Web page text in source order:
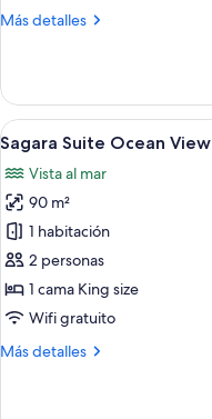
View
Más detalles
Más
Deluxe
Suite
Ocean
View
Ver
todas
las
fotos
de
Sagara
Suite
Ocean
6
Sagara Suite Ocean View
Vista al mar
90 m²
1 habitación
2 personas
1 cama King size
Wifi gratuito
Más detalles
Más